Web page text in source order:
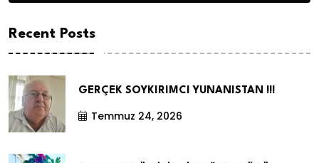
Recent Posts
GERÇEK SOYKIRIMCI YUNANISTAN !!!
Temmuz 24, 2026